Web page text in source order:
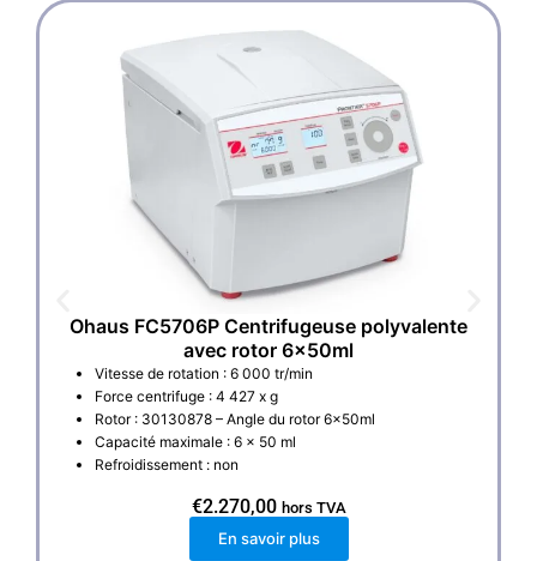
Ohaus FC5706P Centrifugeuse polyvalente
avec rotor 6x50ml
Vitesse de rotation : 6 000 tr/min
Force centrifuge : 4 427 x g
Rotor : 30130878 – Angle du rotor 6x50ml
Capacité maximale : 6 x 50 ml
Refroidissement : non
€2.270,00 hors TVA
En savoir plus